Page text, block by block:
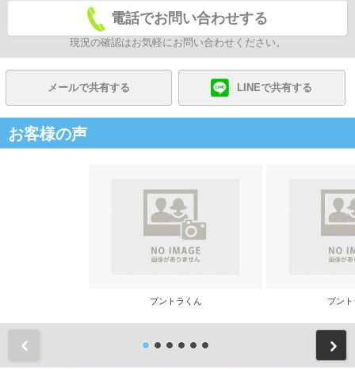
電話でお問い合わせする
現況の確認はお気軽にお問い合わせください。
メールで共有する LINEで共有する
お客様の声
ブントラくん ブン